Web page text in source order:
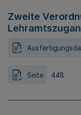
Zweite
Seite 448